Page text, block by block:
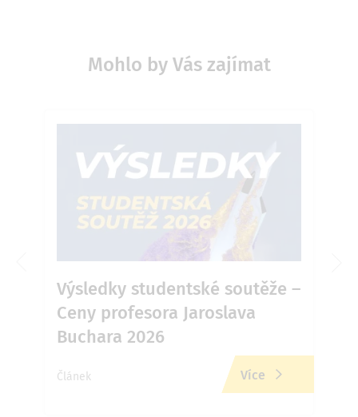
Mohlo by Vás zajímat
Výsledky studentské soutěže –
Ceny profesora Jaroslava
Buchara 2026
Článek Více